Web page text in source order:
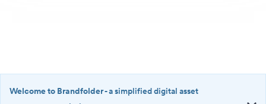
Welcome to Brandfolder- a simplified digital asset